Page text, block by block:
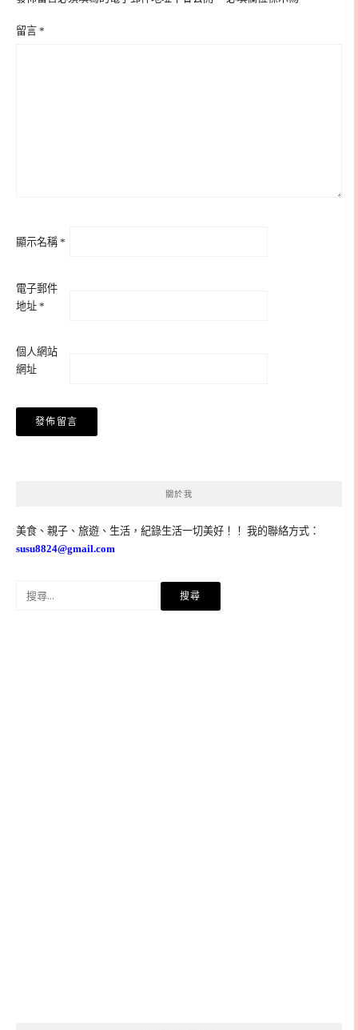
留言 *
顯示名稱 *
電子郵件
地址 *
個人網站
網址
關於我
美食、親子、旅遊、生活，紀錄生活一切美好！！ 我的聯絡方式：
susu8824@gmail.com